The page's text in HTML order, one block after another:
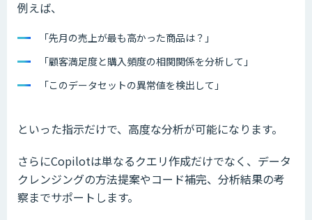
例えば、
「先月の売上が最も高かった商品は？」
「顧客満足度と購入頻度の相関関係を分析して」
「このデータセットの異常値を検出して」
といった指示だけで、高度な分析が可能になります。
さらにCopilotは単なるクエリ作成だけでなく、データ
クレンジングの方法提案やコード補完、分析結果の考
察までサポートします。